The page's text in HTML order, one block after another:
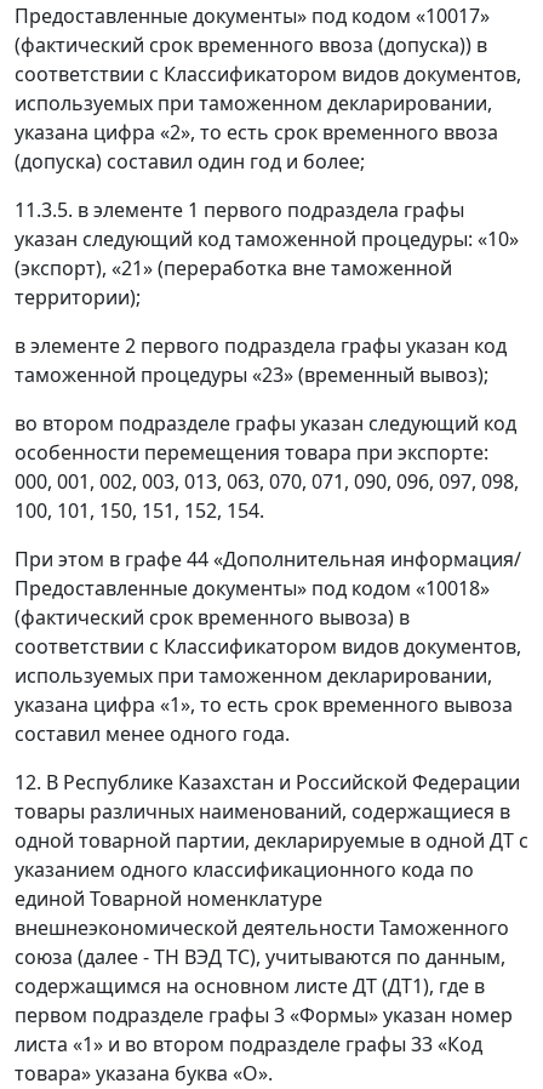
Предоставленные документы» под кодом «10017»
(фактический срок временного ввоза (допуска)) в
соответствии с Классификатором видов документов,
используемых при таможенном декларировании,
указана цифра «2», то есть срок временного ввоза
(допуска) составил один год и более;
11.3.5. в элементе 1 первого подраздела графы
указан следующий код таможенной процедуры: «10»
(экспорт), «21» (переработка вне таможенной
территории);
в элементе 2 первого подраздела графы указан код
таможенной процедуры «23» (временный вывоз);
во втором подразделе графы указан следующий код
особенности перемещения товара при экспорте:
000, 001, 002, 003, 013, 063, 070, 071, 090, 096, 097, 098,
100, 101, 150, 151, 152, 154.
При этом в графе 44 «Дополнительная информация/
Предоставленные документы» под кодом «10018»
(фактический срок временного вывоза) в
соответствии с Классификатором видов документов,
используемых при таможенном декларировании,
указана цифра «1», то есть срок временного вывоза
составил менее одного года.
12. В Республике Казахстан и Российской Федерации
товары различных наименований, содержащиеся в
одной товарной партии, декларируемые в одной ДТ с
указанием одного классификационного кода по
единой Товарной номенклатуре
внешнеэкономической деятельности Таможенного
союза (далее - ТН ВЭД ТС), учитываются по данным,
содержащимся на основном листе ДТ (ДТ1), где в
первом подразделе графы 3 «Формы» указан номер
листа «1» и во втором подразделе графы 33 «Код
товара» указана буква «О».